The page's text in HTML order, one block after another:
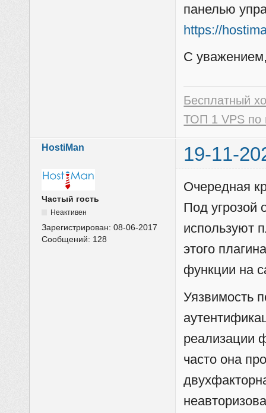
панелью
https://
С
Бесплатный
ТОП 1 VPS по
HostiMan 19-11-
Частый гость
Неактивен
Зарегистрирован:08-06-2017
Сообщений: 128
Очередная
Под угрозой
используют
этого
функции на
Уязвимость
реализации
часто она